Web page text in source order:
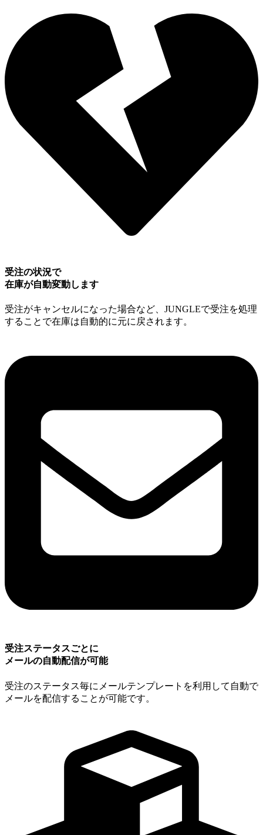
受注の状況で
在庫が自動変動します
受注がキャンセルになった場合など、JUNGLEで受注を処理
することで在庫は自動的に元に戻されます。
受注ステータスごとに
メールの自動配信が可能
受注のステータス毎にメールテンプレートを利用して自動で
メールを配信することが可能です。